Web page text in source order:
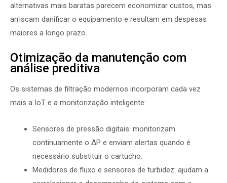
alternativas mais baratas parecem economizar custos, mas
arriscam danificar o equipamento e resultam em despesas
maiores a longo prazo.
Otimização da manutenção com
análise preditiva
Os sistemas de filtração modernos incorporam cada vez
mais a IoT e a monitorização inteligente:
Sensores de pressão digitais: monitorizam
continuamente o ΔP e enviam alertas quando é
necessário substituir o cartucho.
Medidores de fluxo e sensores de turbidez: ajudam a